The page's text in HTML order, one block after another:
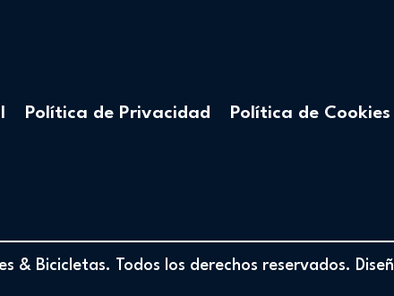
Política de Privacidad Política de Cookies
& Bicicletas. Todos los derechos reservados.